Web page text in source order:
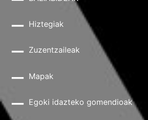
Hiztegiak
Zuzentzaileak
Mapak
Egoki idazteko gomendioak